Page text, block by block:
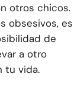
otros chicos.
obsesivos, es
de
a otro
tu vida.